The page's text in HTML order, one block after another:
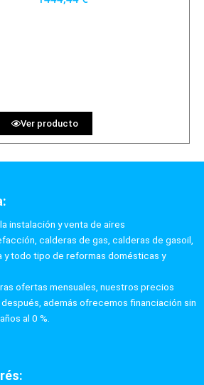
Ver producto
instalación y venta de aires
calderas de gas, calderas de gasoil,
y todo tipo de reformas domésticas y
ofertas mensuales, nuestros precios
después, además ofrecemos financiación sin
al 0 %.